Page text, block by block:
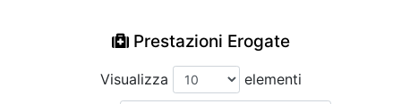
Prestazioni Erogate
Visualizza
elementi